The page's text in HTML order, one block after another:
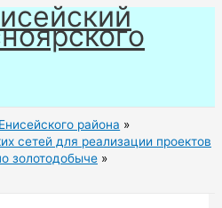
района
сетей для реализации проектов
золотодобыче